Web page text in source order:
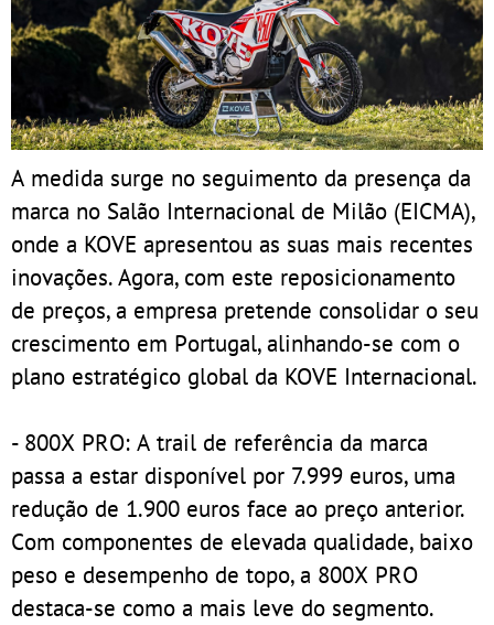
A medida surge no seguimento da presença da
marca no Salão Internacional de Milão (EICMA),
onde a KOVE apresentou as suas mais recentes
inovações. Agora, com este reposicionamento
de preços, a empresa pretende consolidar o seu
crescimento em Portugal, alinhando-se com o
plano estratégico global da KOVE Internacional.
- 800X PRO: A trail de referência da marca
passa a estar disponível por 7.999 euros, uma
redução de 1.900 euros face ao preço anterior.
Com componentes de elevada qualidade, baixo
peso e desempenho de topo, a 800X PRO
destaca-se como a mais leve do segmento.